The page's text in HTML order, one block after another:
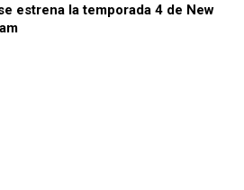
estrena la temporada 4 de New